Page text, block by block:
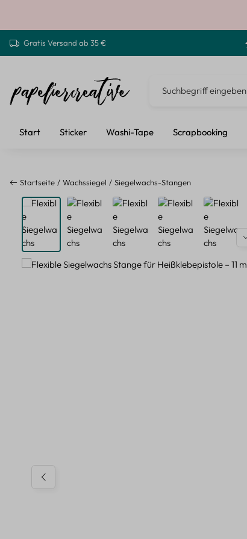
Gratis Versand ab 35 €
Start Sticker Washi-Tape Scrapbooking
Startseite Wachssiegel Siegelwachs-Stangen
Bildergalerie überspringen